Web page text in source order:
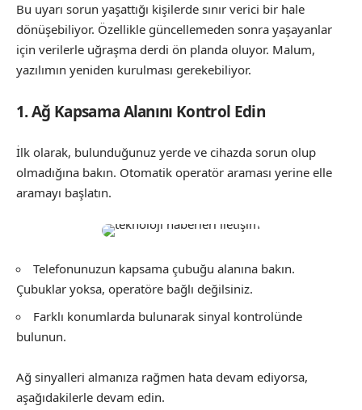
Bu uyarı sorun yaşattığı kişilerde sınır verici bir hale
dönüşebiliyor. Özellikle güncellemeden sonra yaşayanlar
için verilerle uğraşma derdi ön planda oluyor. Malum,
yazılımın yeniden kurulması gerekebiliyor.
1. Ağ Kapsama Alanını Kontrol Edin
İlk olarak, bulunduğunuz yerde ve cihazda sorun olup
olmadığına bakın. Otomatik operatör araması yerine elle
aramayı başlatın.
Telefonunuzun kapsama çubuğu alanına bakın.
Çubuklar yoksa, operatöre bağlı değilsiniz.
Farklı konumlarda bulunarak sinyal kontrolünde
bulunun.
Ağ sinyalleri almanıza rağmen hata devam ediyorsa,
aşağıdakilerle devam edin.